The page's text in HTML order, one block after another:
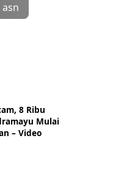
asn
8 Ribu
Mulai
– Video